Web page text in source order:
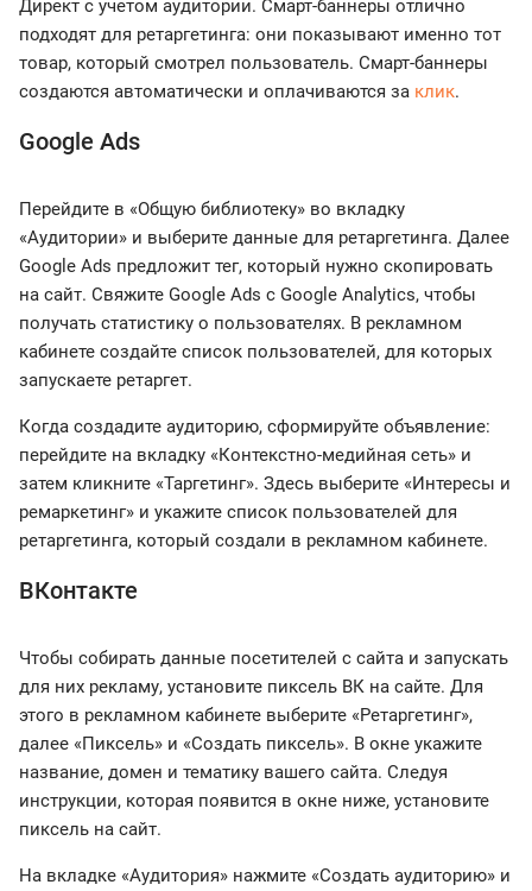
Директ с учетом аудитории. Смарт-баннеры отлично
подходят для ретаргетинга: они показывают именно тот
товар, который смотрел пользователь. Смарт-баннеры
создаются автоматически и оплачиваются за клик.
Google Ads
Перейдите в «Общую библиотеку» во вкладку
«Аудитории» и выберите данные для ретаргетинга. Далее
Google Ads предложит тег, который нужно скопировать
на сайт. Свяжите Google Ads с Google Analytics, чтобы
получать статистику о пользователях. В рекламном
кабинете создайте список пользователей, для которых
запускаете ретаргет.
Когда создадите аудиторию, сформируйте объявление:
перейдите на вкладку «Контекстно-медийная сеть» и
затем кликните «Таргетинг». Здесь выберите «Интересы и
ремаркетинг» и укажите список пользователей для
ретаргетинга, который создали в рекламном кабинете.
ВКонтакте
Чтобы собирать данные посетителей с сайта и запускать
для них рекламу, установите пиксель ВК на сайте. Для
этого в рекламном кабинете выберите «Ретаргетинг»,
далее «Пиксель» и «Создать пиксель». В окне укажите
название, домен и тематику вашего сайта. Следуя
инструкции, которая появится в окне ниже, установите
пиксель на сайт.
На вкладке «Аудитория» нажмите «Создать аудиторию» и